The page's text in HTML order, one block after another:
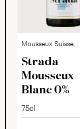
Mousseux Suisse,
alkoholfrei
Strada
Mousseux
Blanc 0%
75cl